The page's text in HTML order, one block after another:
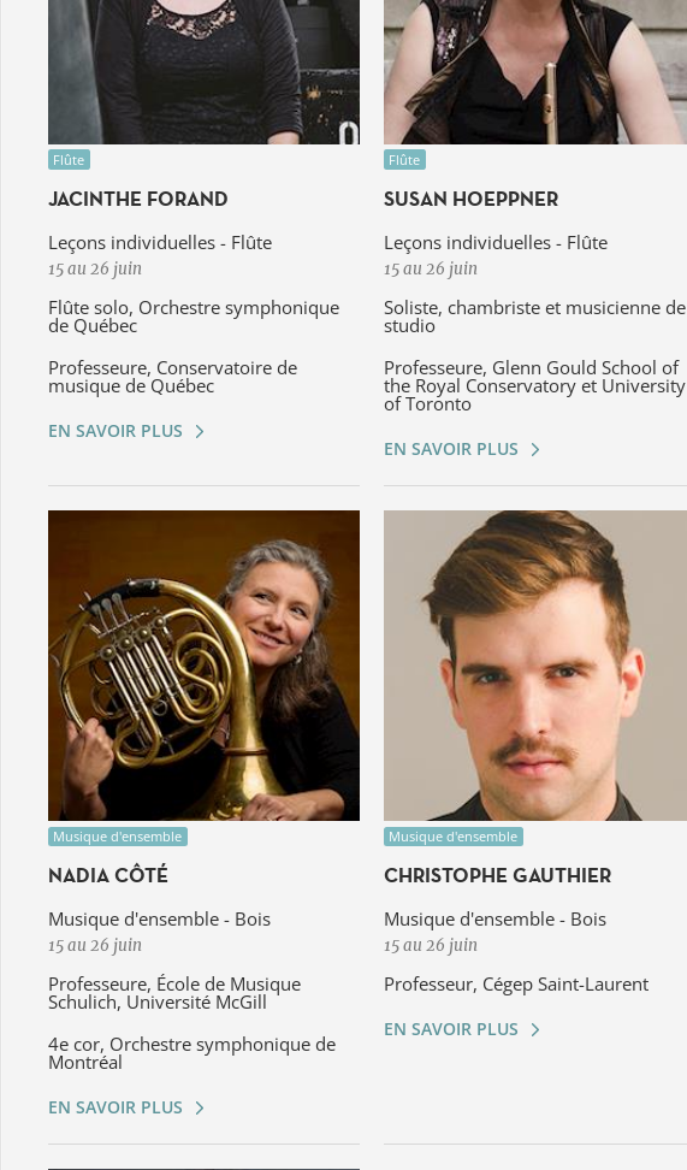
Flûte
JACINTHE FORAND
Leçons individuelles - Flûte
15 au 26 juin
Flûte solo, Orchestre symphonique
de Québec
Professeure, Conservatoire de
musique de Québec
EN SAVOIR PLUS
Flûte
SUSAN HOEPPNER
Leçons individuelles - Flûte
15 au 26 juin
Soliste, chambriste et musicienne de
studio
Professeure, Glenn Gould School of
the Royal Conservatory et University
of Toronto
EN SAVOIR PLUS
Musique d'ensemble
NADIA CÔTÉ
Musique d'ensemble - Bois
15 au 26 juin
Professeure, École de Musique
Schulich, Université McGill
4e cor, Orchestre symphonique de
Montréal
EN SAVOIR PLUS
Musique d'ensemble
CHRISTOPHE GAUTHIER
Musique d'ensemble - Bois
15 au 26 juin
Professeur, Cégep Saint-Laurent
EN SAVOIR PLUS